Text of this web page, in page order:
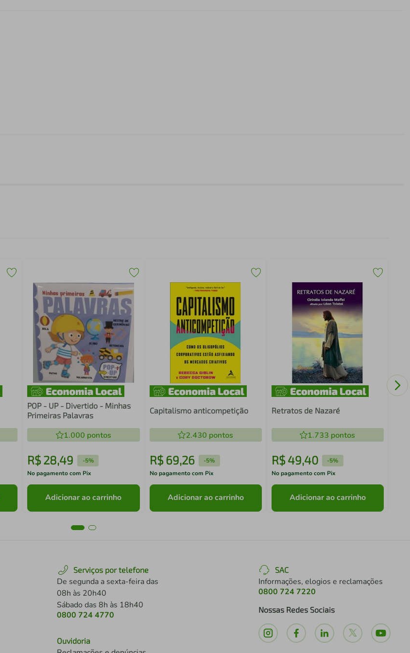
POP - UP - Divertido - Minhas
Primeiras Palavras
1.000 pontos
R$28,49 -5%
No pagamento com Pix
Adicionar ao carrinho
Capitalismo anticompetição
2.430 pontos
R$ 69,26 -5%
No pagamento com Pix
Adicionar ao carrinho
Retratos de Nazaré
1.733 pontos
R$ 49,40 -5%
No pagamento com Pix
Adicionar ao carrinho
Serviços por telefone
De segunda a sexta-feira das
08h às 20h40
Sábado das 8h às 18h40
0800 724 4770
Ouvidoria
SAC
Informações, elogios e reclamações
0800 724 7220
Nossas Redes Sociais